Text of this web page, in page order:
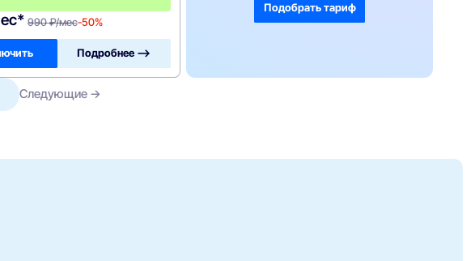
990 ₽/мес-50%
Подробнее —>
Подобрать тариф
Следующие →